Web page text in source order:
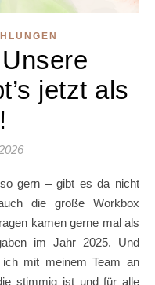
jetzt als
die große Workbox
kamen gerne mal als
im Jahr 2025. Und
mit meinem Team an
stimmig ist und für alle